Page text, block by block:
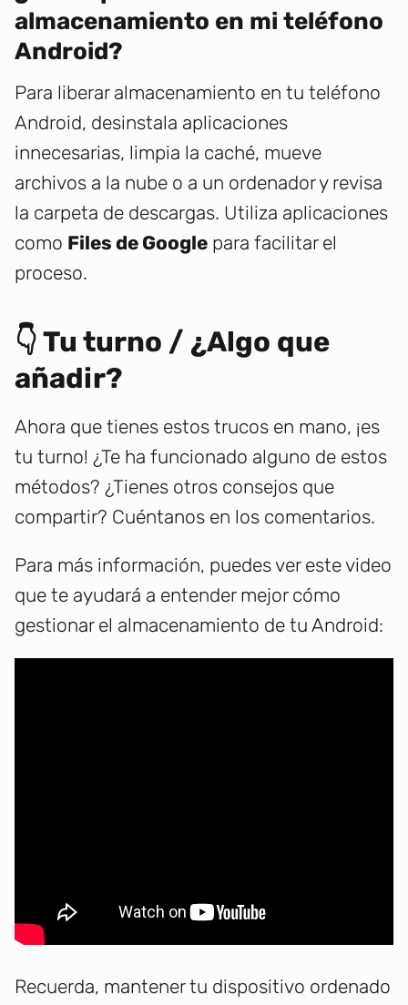
almacenamiento en mi teléfono
Android?
Para liberar almacenamiento en tu teléfono
Android, desinstala aplicaciones
innecesarias, limpia la caché, mueve
archivos a la nube o a un ordenador y revisa
la carpeta de descargas. Utiliza aplicaciones
como Files de Google para facilitar el
proceso.
👇 Tu turno / ¿Algo que
añadir?
Ahora que tienes estos trucos en mano, ¡es
tu turno! ¿Te ha funcionado alguno de estos
métodos? ¿Tienes otros consejos que
compartir? Cuéntanos en los comentarios.
Para más información, puedes ver este video
que te ayudará a entender mejor cómo
gestionar el almacenamiento de tu Android:
Recuerda, mantener tu dispositivo ordenado